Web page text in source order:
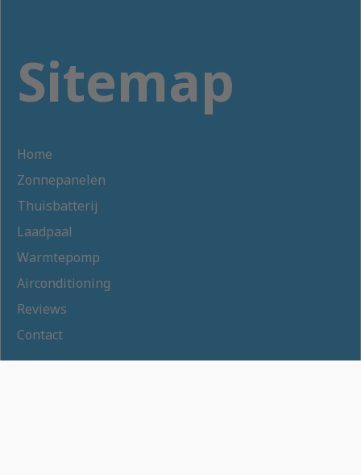
Sitemap
Home
Zonnepanelen
Thuisbatterij
Laadpaal
Warmtepomp
Airconditioning
Reviews
Contact